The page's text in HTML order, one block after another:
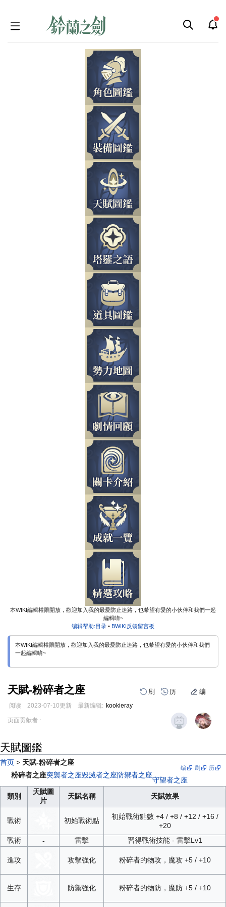
本WIKI編輯權限開放，歡迎加入我的最愛防止迷路，也希望有愛的小伙伴和我們一起
編輯唷~
编辑帮助:目录 • BWIKI反馈留言板
本WIKI編輯權限開放，歡迎加入我的最愛防止迷路，也希望有愛的小伙伴和我們
一起編輯唷~
天賦-粉碎者之座 刷 历 编
阅读 2023-07-10更新 最新编辑: kookieray
跳
航
跳
索
页面贡献者 :
天賦圖鑑
编 刷 历
首页 > 天賦-粉碎者之座
粉碎者之座突襲者之座毀滅者之座防禦者之座
守望者之座
類別
天賦圖
片
天賦名稱 天賦效果
戰術 初始戰術點
初始戰術點數 +4 / +8 / +12 / +16 /
+20
戰術
- 雷擊 習得戰術技能 - 雷擊Lv1
進攻 攻擊強化 粉碎者的物攻，魔攻 +5 / +10
生存 防禦強化 粉碎者的物防，魔防 +5 / +10